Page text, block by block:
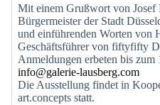
Mit einem Grußwort von Josef
Bürgermeister der Stadt
und einführenden Worten von
Geschäftsführer von fiftyfifty
Anmeldungen erbeten bis zum
info@galerie-lausberg.com
Die Ausstellung findet in
art.concepts statt.